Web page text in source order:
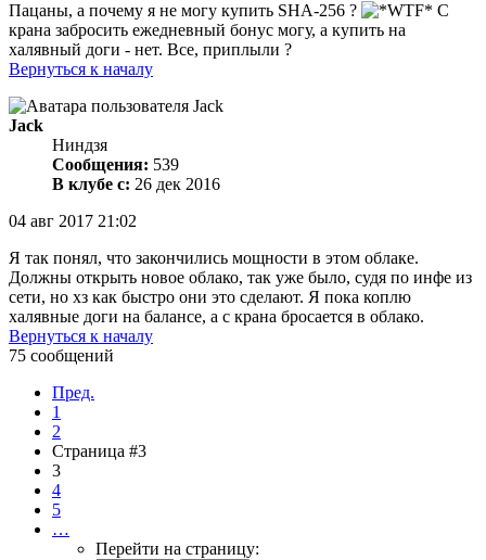
Пацаны, а почему я не могу купить SHA-256 ?
С
крана забросить ежедневный бонус могу, а купить на
халявный доги - нет. Все, приплыли ?
Вернуться к началу
Jack
Ниндзя
Сообщения: 539
В клубе с: 26 дек 2016
04 авг 2017 21:02
Я так понял, что закончились мощности в этом облаке.
Должны открыть новое облако, так уже было, судя по инфе из
сети, но хз как быстро они это сделают. Я пока коплю
халявные доги на балансе, а с крана бросается в облако.
Вернуться к началу
75 сообщений
Пред.
1
2
Страница #3
3
4
5
…
Перейти на страницу: